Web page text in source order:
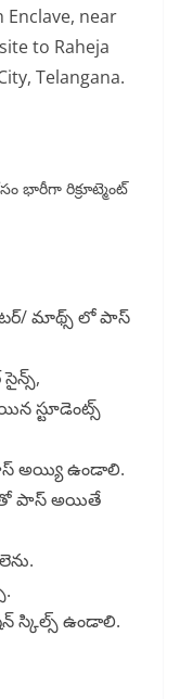
Enclave, near
to Raheja
Telangana.
భారీగా రిక్రూట్మెంట్
మాథ్స్ లో పాస్
స్టూడెంట్స్
అయ్యి ఉండాలి.
పాస్ అయితే
స్కిల్స్ ఉండాలి.